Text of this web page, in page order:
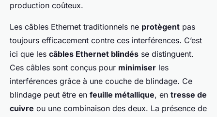
production coûteux.
Les câbles Ethernet traditionnels ne protègent pas
toujours efficacement contre ces interférences. C’est
ici que les câbles Ethernet blindés se distinguent.
Ces câbles sont conçus pour minimiser les
interférences grâce à une couche de blindage. Ce
blindage peut être en feuille métallique, en tresse de
cuivre ou une combinaison des deux. La présence de